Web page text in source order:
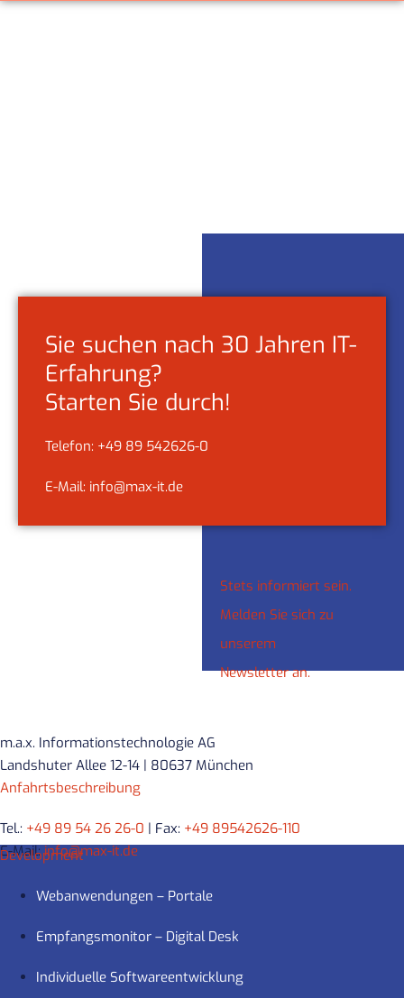
Sie suchen nach 30 Jahren IT-
Erfahrung?
Starten Sie durch!
Telefon: +49 89 542626-0
E-Mail: info@max-it.de
Stets informiert sein.
Melden Sie sich zu
unserem
Newsletter an.
m.a.x. Informationstechnologie AG
Landshuter Allee 12-14 | 80637 München
Anfahrtsbeschreibung
Tel.: +49 89 54 26 26-0 | Fax: +49 89542626-110
E-Mail:info@max-it.de
Development
Webanwendungen – Portale
Empfangsmonitor – Digital Desk
Individuelle Softwareentwicklung